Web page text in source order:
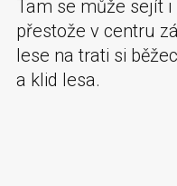
Tam se může sejít
přestože v centru
lese na trati si
a klid lesa.